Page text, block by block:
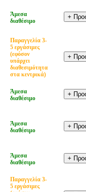
Άμεσα
διαθέσιμο
Παραγγελία 3-
5 εργάσιμες
(εφόσον
υπάρχει
διαθεσιμότητα
στα κεντρικά)
Άμεσα
διαθέσιμο
Άμεσα
διαθέσιμο
Άμεσα
διαθέσιμο
Παραγγελία 3-
5 εργάσιμες